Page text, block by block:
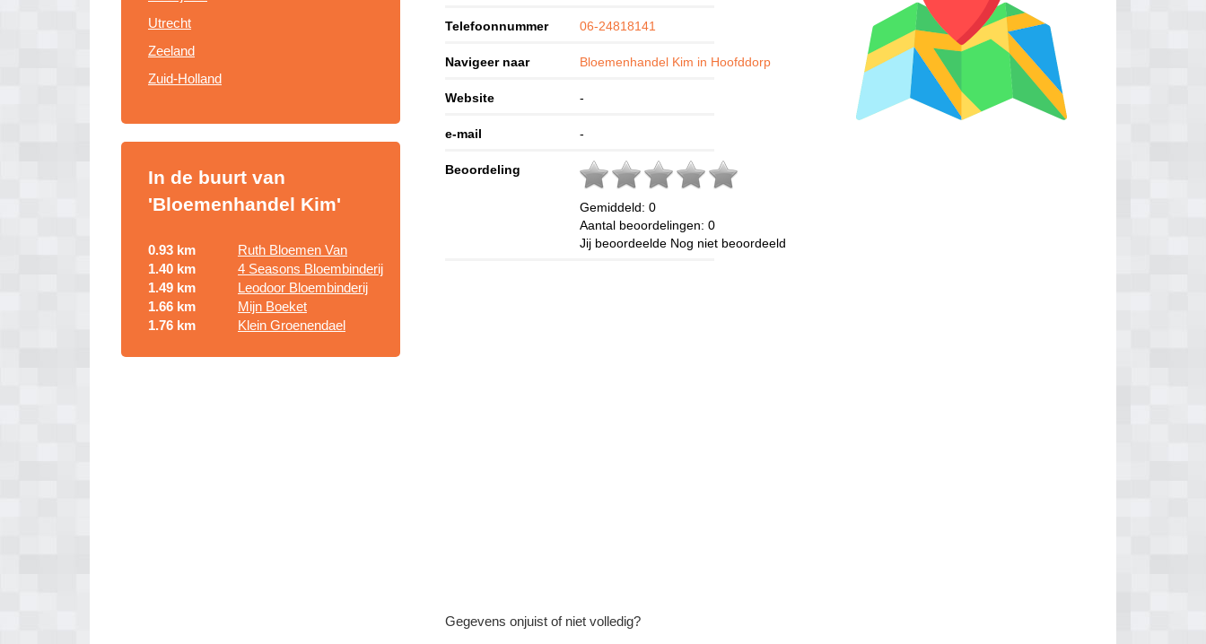
Utrecht
Zeeland
Zuid-Holland
In de buurt van
'Bloemenhandel Kim'
0.93 km
Ruth Bloemen Van
1.40 km
4 Seasons Bloembinderij
1.49 km
Leodoor Bloembinderij
1.66 km
Mijn Boeket
1.76 km
Klein Groenendael
Telefoonnummer 06-24818141
Navigeer naar Bloemenhandel Kim in Hoofddorp
Website -
e-mail -
Beoordeling
Gemiddeld:0
Aantal beoordelingen:0
Jij beoordeelde Nog niet beoordeeld
Gegevens onjuist of niet volledig?